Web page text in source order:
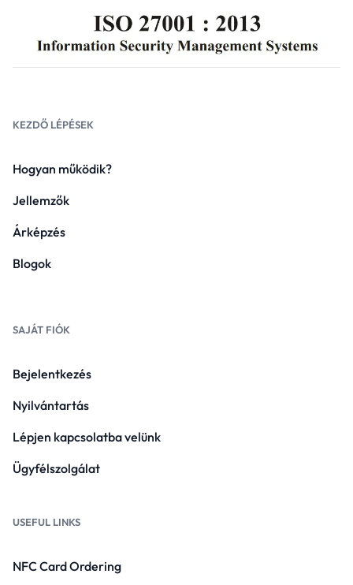
KEZDŐ LÉPÉSEK
Hogyan működik?
Jellemzők
Árképzés
Blogok
SAJÁT FIÓK
Bejelentkezés
Nyilvántartás
Lépjen kapcsolatba velünk
Ügyfélszolgálat
USEFUL LINKS
NFC Card Ordering